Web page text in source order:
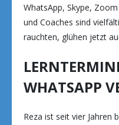
WhatsApp, Skype,
und Coaches sind
rauchten, glühen jetzt
WHATSAPP
Reza ist seit vier Jahren